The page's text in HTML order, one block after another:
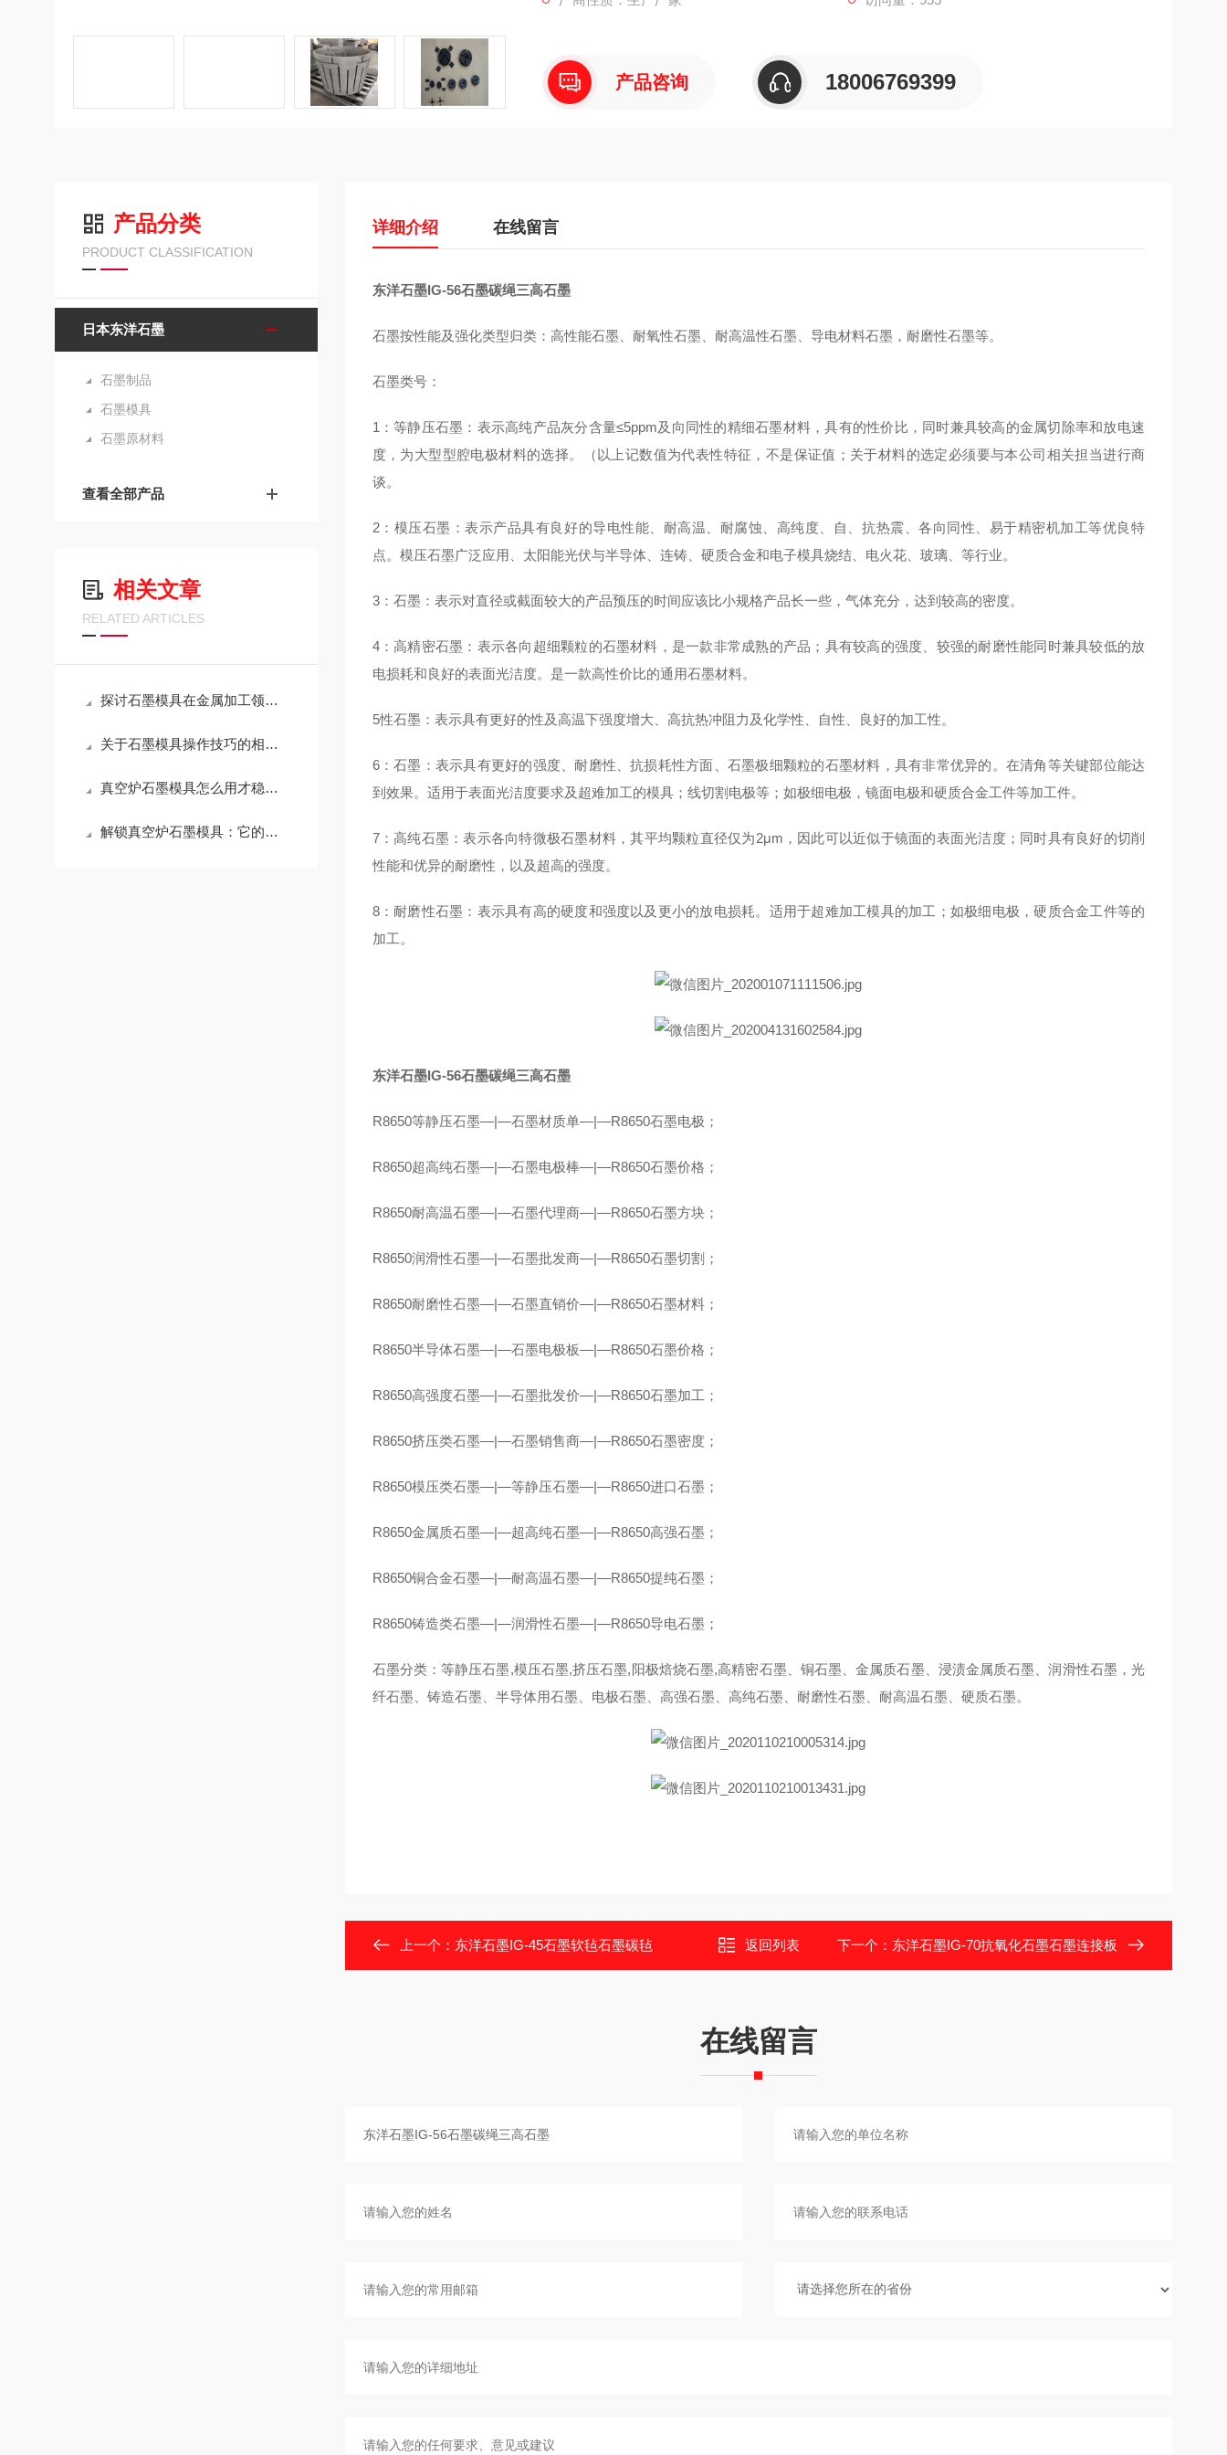
产品咨询 18006769399
产品分类
PRODUCT CLASSIFICATION
日本东洋石墨
石墨制品
石墨模具
石墨原材料
查看全部产品
相关文章
RELATED ARTICLES
探讨石墨模具在金属加工领域的应用
关于石墨模具操作技巧的相关介绍
真空炉石墨模具怎么用才稳？这几点注意事项，越早知道越省心
解锁真空炉石墨模具：它的应用版图，远超你想象
详细介绍 在线留言
东洋石墨IG-56石墨碳绳三高石墨
石墨按性能及强化类型归类：高性能石墨、耐氧性石墨、耐高温性石墨、导电材料石墨，耐磨性石墨等。
石墨类号：
1：等静压石墨：表示高纯产品灰分含量≤5ppm及向同性的精细石墨材料，具有的性价比，同时兼具较高的金属切除率和放电速
度，为大型型腔电极材料的选择。（以上记数值为代表性特征，不是保证值；关于材料的选定必须要与本公司相关担当进行商
谈。
2：模压石墨：表示产品具有良好的导电性能、耐高温、耐腐蚀、高纯度、自、抗热震、各向同性、易于精密机加工等优良特
点。模压石墨广泛应用、太阳能光伏与半导体、连铸、硬质合金和电子模具烧结、电火花、玻璃、等行业。
3：石墨：表示对直径或截面较大的产品预压的时间应该比小规格产品长一些，气体充分，达到较高的密度。
4：高精密石墨：表示各向超细颗粒的石墨材料，是一款非常成熟的产品；具有较高的强度、较强的耐磨性能同时兼具较低的放
电损耗和良好的表面光洁度。是一款高性价比的通用石墨材料。
5性石墨：表示具有更好的性及高温下强度增大、高抗热冲阻力及化学性、自性、良好的加工性。
6：石墨：表示具有更好的强度、耐磨性、抗损耗性方面、石墨极细颗粒的石墨材料，具有非常优异的。在清角等关键部位能达
到效果。适用于表面光洁度要求及超难加工的模具；线切割电极等；如极细电极，镜面电极和硬质合金工件等加工件。
7：高纯石墨：表示各向特微极石墨材料，其平均颗粒直径仅为2μm，因此可以近似于镜面的表面光洁度；同时具有良好的切削
性能和优异的耐磨性，以及超高的强度。
8：耐磨性石墨：表示具有高的硬度和强度以及更小的放电损耗。适用于超难加工模具的加工；如极细电极，硬质合金工件等的
加工。
东洋石墨IG-56石墨碳绳三高石墨
R8650等静压石墨—|—石墨材质单—|—R8650石墨电极；
R8650超高纯石墨—|—石墨电极棒—|—R8650石墨价格；
R8650耐高温石墨—|—石墨代理商—|—R8650石墨方块；
R8650润滑性石墨—|—石墨批发商—|—R8650石墨切割；
R8650耐磨性石墨—|—石墨直销价—|—R8650石墨材料；
R8650半导体石墨—|—石墨电极板—|—R8650石墨价格；
R8650高强度石墨—|—石墨批发价—|—R8650石墨加工；
R8650挤压类石墨—|—石墨销售商—|—R8650石墨密度；
R8650模压类石墨—|—等静压石墨—|—R8650进口石墨；
R8650金属质石墨—|—超高纯石墨—|—R8650高强石墨；
R8650铜合金石墨—|—耐高温石墨—|—R8650提纯石墨；
R8650铸造类石墨—|—润滑性石墨—|—R8650导电石墨；
石墨分类：等静压石墨,模压石墨,挤压石墨,阳极焙烧石墨,高精密石墨、铜石墨、金属质石墨、浸渍金属质石墨、润滑性石墨，光
纤石墨、铸造石墨、半导体用石墨、电极石墨、高强石墨、高纯石墨、耐磨性石墨、耐高温石墨、硬质石墨。
上一个： 东洋石墨IG-45石墨软毡石墨碳毡 返回列表 下一个： 东洋石墨IG-70抗氧化石墨石墨连接板
在线留言